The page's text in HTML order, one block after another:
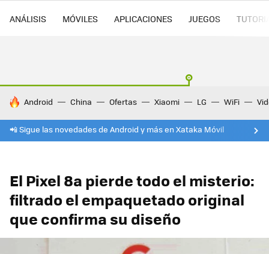
ANÁLISIS MÓVILES APLICACIONES JUEGOS
HOY SE HABLA DE
Android China Ofertas Xiaomi LG WiFi
📲 Sigue las novedades de Android y más en Xataka Móvil
El Pixel 8a pierde todo el misterio:
filtrado el empaquetado original
que confirma su diseño